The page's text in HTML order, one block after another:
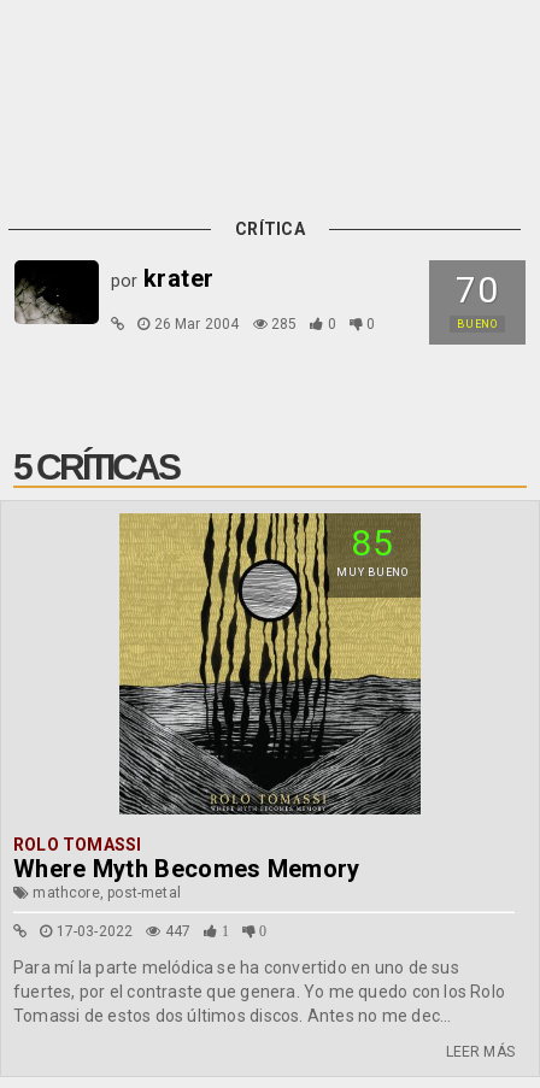
CRÍTICA
70
BUENO
por krater
26 Mar 2004 285 0 0
5 CRÍTICAS
85
MUY BUENO
ROLO TOMASSI
Where Myth Becomes Memory
mathcore, post-metal
17-03-2022 447 1 0
Para mí la parte melódica se ha convertido en uno de sus
fuertes, por el contraste que genera. Yo me quedo con los Rolo
Tomassi de estos dos últimos discos. Antes no me dec...
LEER MÁS